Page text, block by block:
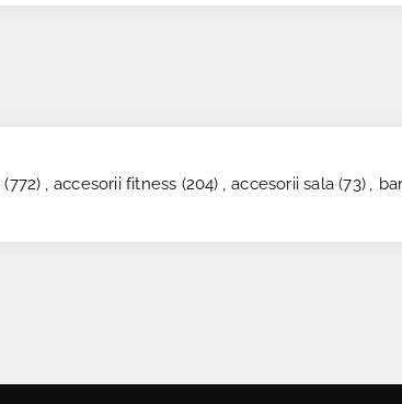
(772) accesorii fitness (204) accesorii sala (73)